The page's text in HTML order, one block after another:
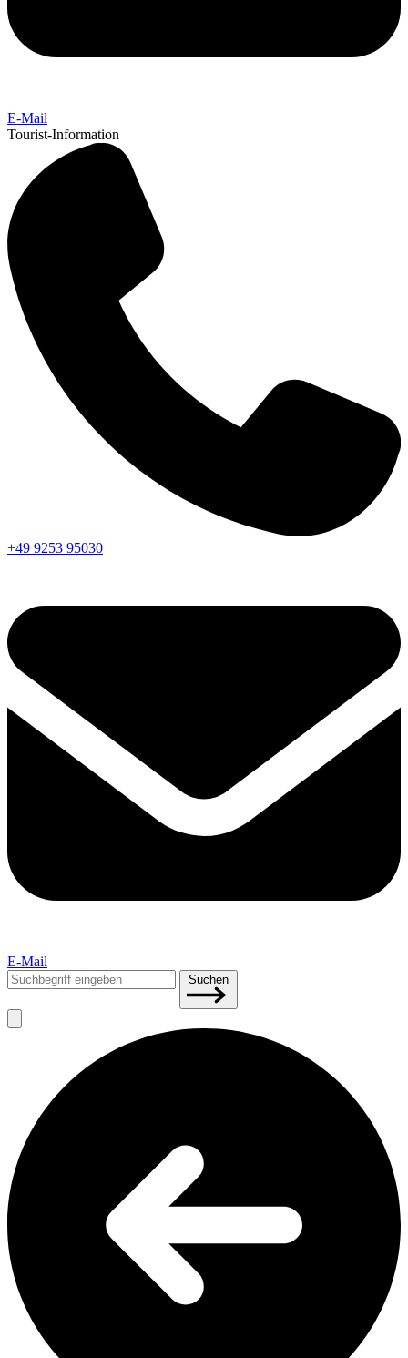
E-Mail
Tourist-Information
+49 9253 95030
E-Mail
Suchen
nach:
Suchen